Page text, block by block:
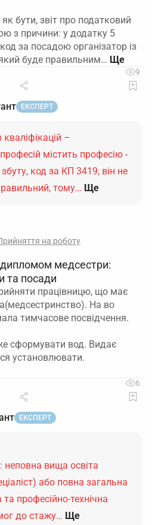
бути, звіт про податковий
з причини: у додатку 5
за посадою організатор із
буде правильним…
9
ЕКСПЕРТ
–
містить професію -
збуту, код за КП 3419, він не
тому… Ще
на роботу
медсестри:
та посади
працівницю, що має
На во
тимчасове посвідчення.
сформувати вод. Видає
установлювати.
6
ЕКСПЕРТ
неповна вища освіта
або повна загальна
та професійно-технічна
до стажу… Ще